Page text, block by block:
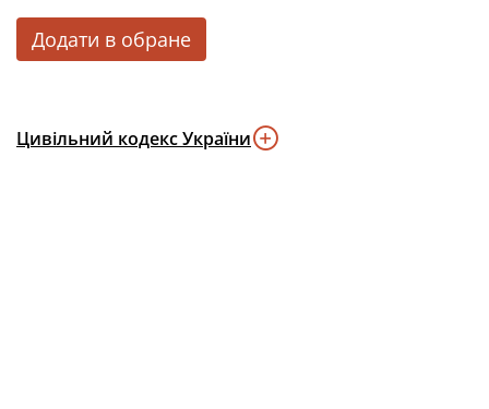
Додати в обране
Цивільний кодекс України